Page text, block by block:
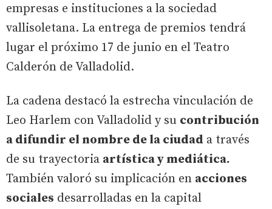
empresas e instituciones a la sociedad
vallisoletana. La entrega de premios tendrá
lugar el próximo 17 de junio en el Teatro
Calderón de Valladolid.
La cadena destacó la estrecha vinculación de
Leo Harlem con Valladolid y su contribución
a difundir el nombre de la ciudad a través
de su trayectoria artística y mediática.
También valoró su implicación en acciones
sociales desarrolladas en la capital